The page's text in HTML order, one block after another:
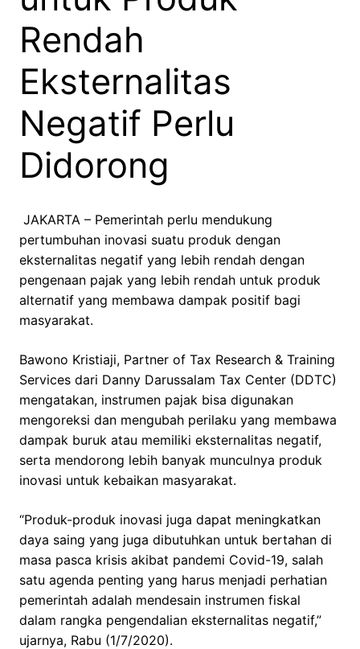
Rendah
Eksternalitas
Negatif Perlu
Didorong
JAKARTA – Pemerintah perlu mendukung
pertumbuhan inovasi suatu produk dengan
eksternalitas negatif yang lebih rendah dengan
pengenaan pajak yang lebih rendah untuk produk
alternatif yang membawa dampak positif bagi
masyarakat.
Bawono Kristiaji, Partner of Tax Research & Training
Services dari Danny Darussalam Tax Center (DDTC)
mengatakan, instrumen pajak bisa digunakan
mengoreksi dan mengubah perilaku yang membawa
dampak buruk atau memiliki eksternalitas negatif,
serta mendorong lebih banyak munculnya produk
inovasi untuk kebaikan masyarakat.
“Produk-produk inovasi juga dapat meningkatkan
daya saing yang juga dibutuhkan untuk bertahan di
masa pasca krisis akibat pandemi Covid-19, salah
satu agenda penting yang harus menjadi perhatian
pemerintah adalah mendesain instrumen fiskal
dalam rangka pengendalian eksternalitas negatif,”
ujarnya, Rabu (1/7/2020).